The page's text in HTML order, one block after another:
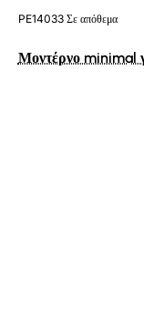
PE14033 Σε απόθεμα
Μοντέρνο minimal